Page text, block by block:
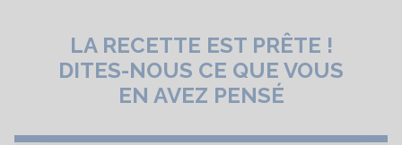
LA RECETTE EST PRÊTE !
DITES-NOUS CE QUE VOUS
EN AVEZ PENSÉ